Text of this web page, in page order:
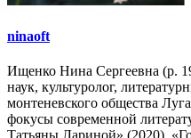
ninaoft
Ищенко Нина Сергеевна (р.
наук, культуролог,
монтеневского общества
фокусы современной
Татьяны Лариной» (2020),